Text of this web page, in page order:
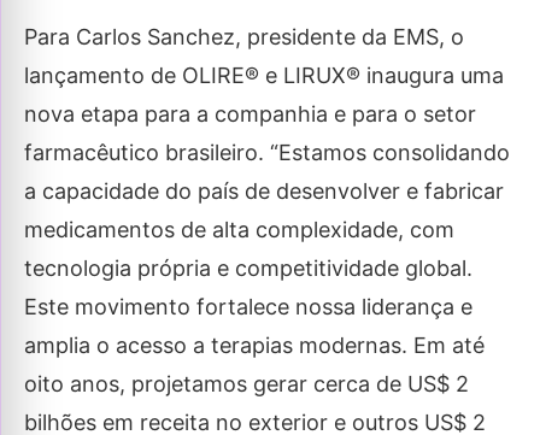
Para Carlos Sanchez, presidente da EMS, o
lançamento de OLIRE® e LIRUX® inaugura uma
nova etapa para a companhia e para o setor
farmacêutico brasileiro. “Estamos consolidando
a capacidade do país de desenvolver e fabricar
medicamentos de alta complexidade, com
tecnologia própria e competitividade global.
Este movimento fortalece nossa liderança e
amplia o acesso a terapias modernas. Em até
oito anos, projetamos gerar cerca de US$ 2
bilhões em receita no exterior e outros US$ 2